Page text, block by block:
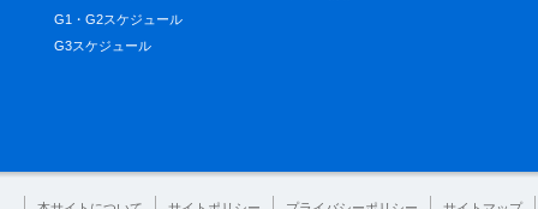
G1・G2スケジュール
G3スケジュール